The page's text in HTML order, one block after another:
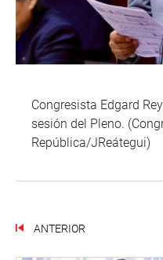
Congresista Edgard
sesión del Pleno.
República/JReátegui)
ANTERIOR